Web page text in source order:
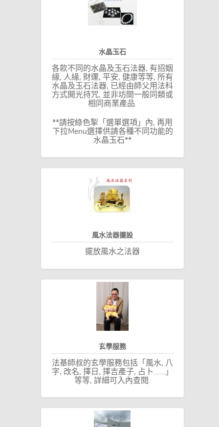
水晶玉石
各款不同的水晶及玉石法器, 有招姻
緣, 人緣, 財運, 平安, 健康等等, 所有
水晶及玉石法器, 已經由師父用法科
方式開光持咒, 並非坊間一般同類或
相同商業產品.
**請按綠色掣「選單選項」內, 再用
下拉Menu選擇供請各種不同功能的
水晶玉石**
風水法器擺設
擺放風水之法器
玄學服務
法基師叔的玄學服務包括「風水, 八
字, 改名, 擇日, 擇吉產子, 占卜......」
等等, 詳細可入內查閱.